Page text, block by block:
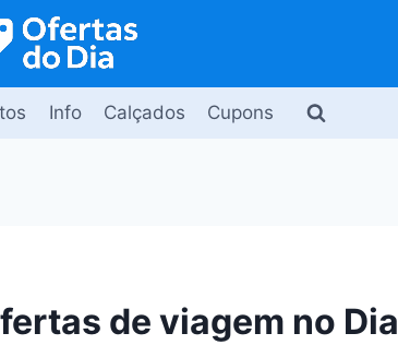
Info Calçados Cupons
de viagem no Dia